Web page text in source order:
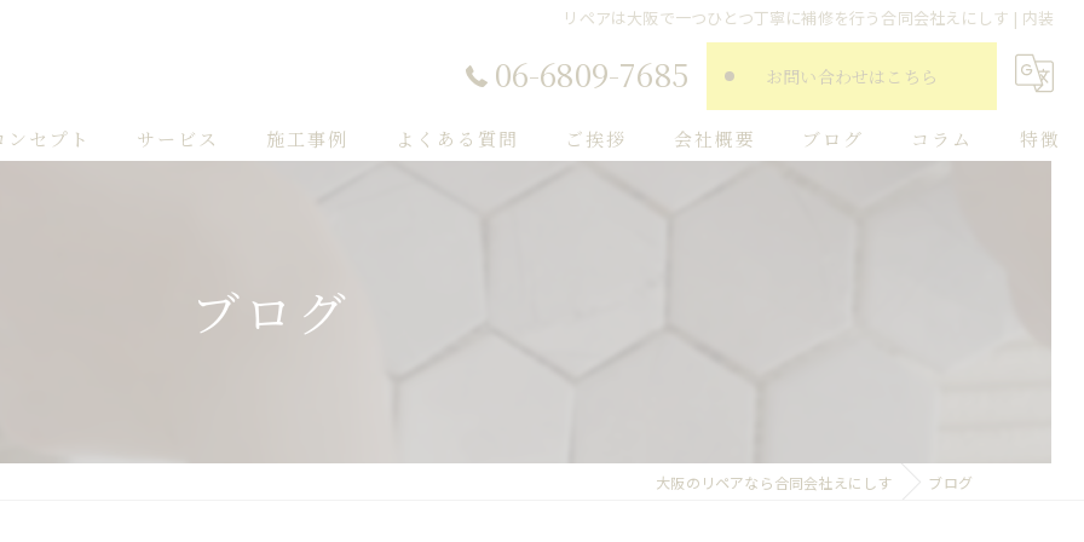
リペアは大阪で一つひとつ丁寧に補修を行う合同会社えにしす | 内装
06-6809-7685 お問い合わせはこちら
ンセプト サービス 施工事例 よくある質問 ご挨拶 会社概要 ブログ コラム 特徴
ブログ
大阪のリペアなら合同会社えにしす ブログ